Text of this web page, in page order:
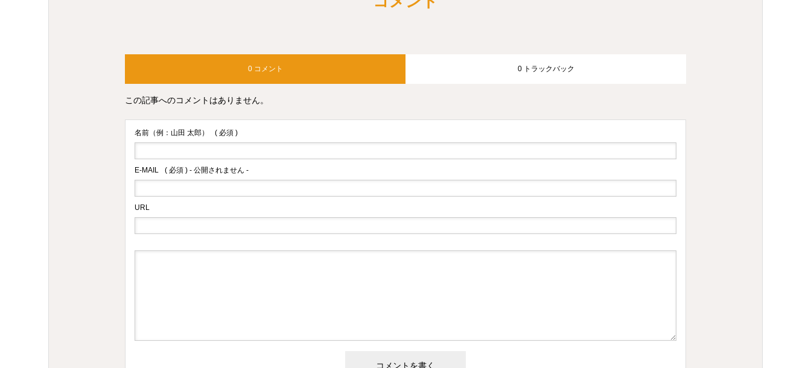
0 コメント 0 トラックバック
この記事へのコメントはありません。
名前（例：山田 太郎） ( 必須 )
E-MAIL ( 必須 ) - 公開されません -
URL